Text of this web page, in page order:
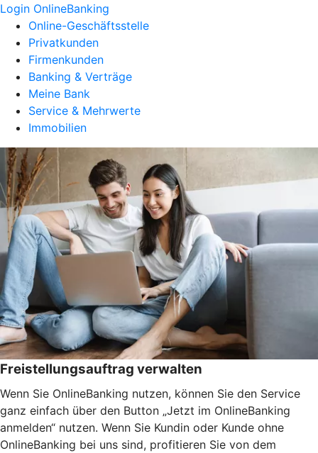
Login OnlineBanking
Online-Geschäftsstelle
Privatkunden
Firmenkunden
Banking & Verträge
Meine Bank
Service & Mehrwerte
Immobilien
Freistellungsauftrag verwalten
Wenn Sie OnlineBanking nutzen, können Sie den Service
ganz einfach über den Button „Jetzt im OnlineBanking
anmelden“ nutzen. Wenn Sie Kundin oder Kunde ohne
OnlineBanking bei uns sind, profitieren Sie von dem